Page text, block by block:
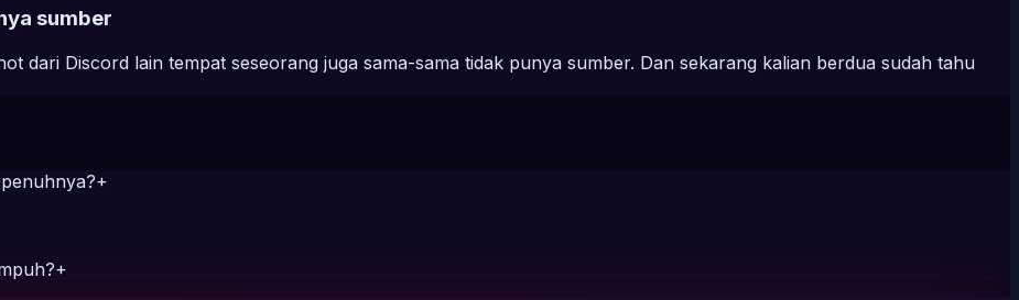
sumber
dari Discord lain tempat seseorang juga sama-sama tidak punya sumber. Dan sekarang kalian berdua sudah tahu
+
+